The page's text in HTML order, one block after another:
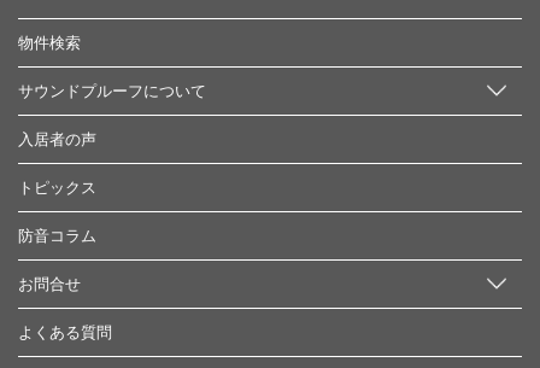
物件検索
サウンドプルーフについて
入居者の声
トピックス
防音コラム
お問合せ
よくある質問